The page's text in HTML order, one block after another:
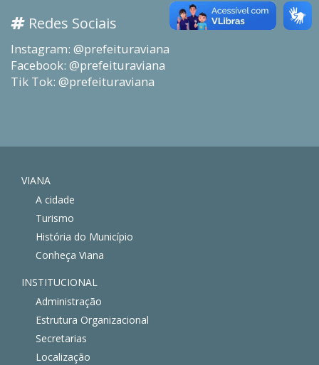
Redes Sociais
Instagram: @prefeituraviana
Facebook: @prefeituraviana
Tik Tok: @prefeituraviana
VIANA
A cidade
Turismo
História do Município
Conheça Viana
INSTITUCIONAL
Administração
Estrutura Organizacional
Secretarias
Localização